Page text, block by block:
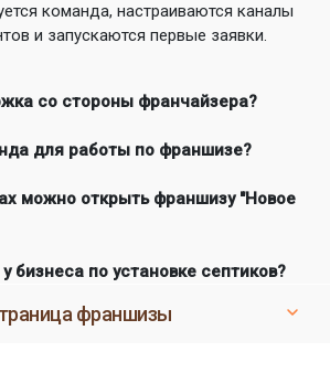
команда, настраиваются каналы
и запускаются первые заявки.
со стороны франчайзера?
для работы по франшизе?
можно открыть франшизу "Новое
бизнеса по установке септиков?
франшизы